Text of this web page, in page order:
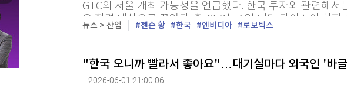
GTC의 서울 개최 가능성을 언급했다. 한국 투자와 관련해서
요 협력 대상으로 꼽았다. 황 CEO는 1일 대만 타이베이 현지
업들과의 만찬 행사 ‘코리아 파트너 나이트’에서 “한국(서울)
뉴스 > 산업 젠슨 황 한국 엔비디아 로보틱스
"한국 오니까 빨라서 좋아요"…대기실마다 외국인 '바
2026-06-01 21:00:06